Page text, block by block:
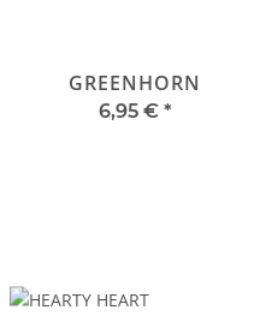
GREENHORN
6,95 € *